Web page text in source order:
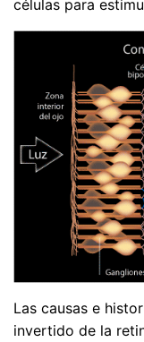
células para
Las causas e
invertido de la